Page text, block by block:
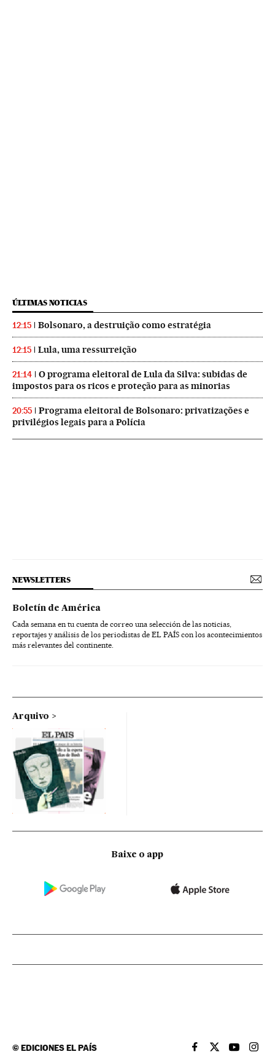
ÚLTIMAS NOTICIAS
12:15 Bolsonaro, a destruição como estratégia
12:15 Lula, uma ressurreição
21:14
O programa eleitoral de Lula da Silva: subidas de
impostos para os ricos e proteção para as minorias
20:55
Programa eleitoral de Bolsonaro: privatizações e
privilégios legais para a Polícia
NEWSLETTERS
Boletín de América
Cada semana en tu cuenta de correo una selección de las noticias,
reportajes y análisis de los periodistas de EL PAÍS con los acontecimientos
más relevantes del continente.
Arquivo
Baixe o app
©EDICIONES EL PAÍS EL PAÍS BRASIL EN
EL PAÍSEL PAÍS
EL